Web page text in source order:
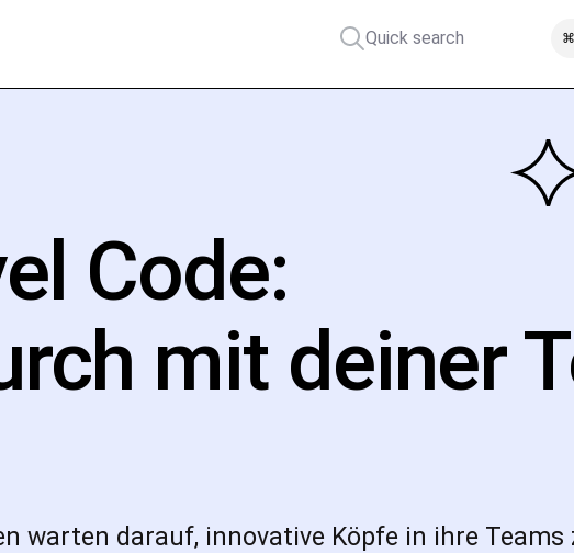
Quick search
Code:
mit deiner
warten darauf, innovative Köpfe in ihre Teams